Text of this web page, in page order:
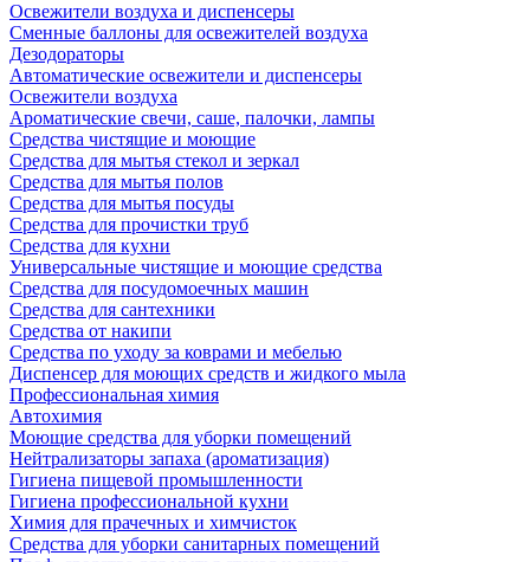
Освежители воздуха и диспенсеры
Сменные баллоны для освежителей воздуха
Дезодораторы
Автоматические освежители и диспенсеры
Освежители воздуха
Ароматические свечи, саше, палочки, лампы
Средства чистящие и моющие
Средства для мытья стекол и зеркал
Средства для мытья полов
Средства для мытья посуды
Средства для прочистки труб
Средства для кухни
Универсальные чистящие и моющие средства
Средства для посудомоечных машин
Средства для сантехники
Средства от накипи
Средства по уходу за коврами и мебелью
Диспенсер для моющих средств и жидкого мыла
Профессиональная химия
Автохимия
Моющие средства для уборки помещений
Нейтрализаторы запаха (ароматизация)
Гигиена пищевой промышленности
Гигиена профессиональной кухни
Химия для прачечных и химчисток
Средства для уборки санитарных помещений